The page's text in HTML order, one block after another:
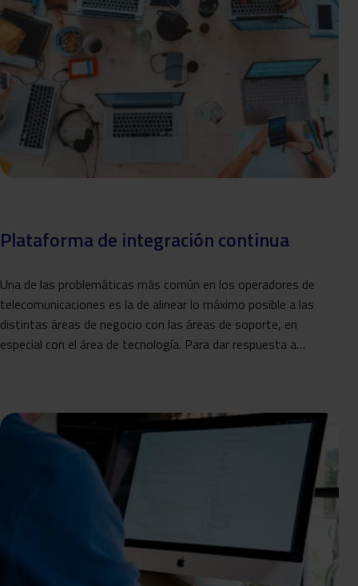
Plataforma de integración continua
Una de las problemáticas más común en los operadores de
telecomunicaciones es la de alinear lo máximo posible a las
distintas áreas de negocio con las áreas de soporte, en
especial con el área de tecnología. Para dar respuesta a…